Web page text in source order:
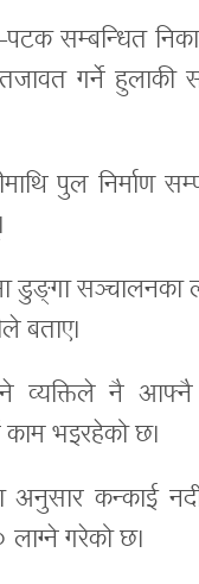
सम्बन्धित
गर्ने हुलाकी
पुल निर्माण
डुङ्गा
बताए।
नै आफ्नै
काम भइरहेको छ।
अनुसार कन्काई
गरेको छ।